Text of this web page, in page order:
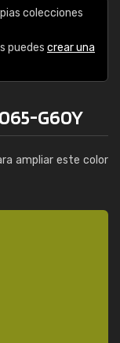
colecciones
puedes crear una
G60Y
ampliar este color